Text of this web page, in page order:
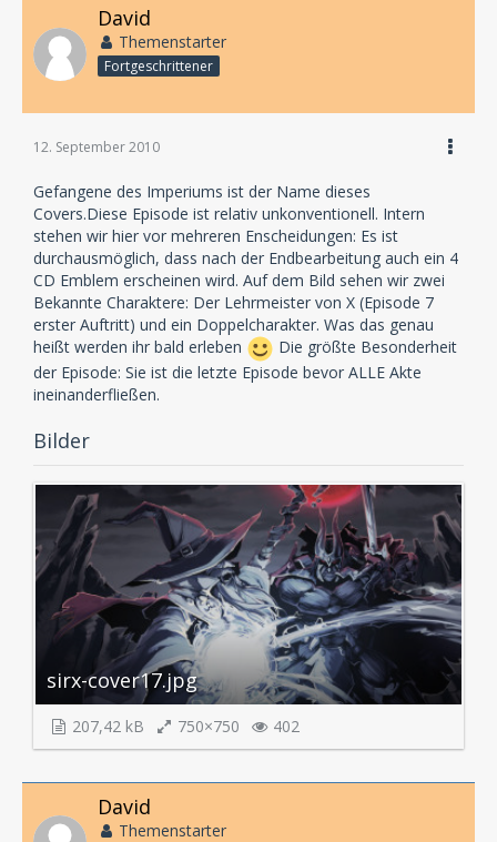
David
Themenstarter
Fortgeschrittener
12. September 2010
Gefangene des Imperiums ist der Name dieses
Covers.Diese Episode ist relativ unkonventionell. Intern
stehen wir hier vor mehreren Enscheidungen: Es ist
durchausmöglich, dass nach der Endbearbeitung auch ein 4
CD Emblem erscheinen wird. Auf dem Bild sehen wir zwei
Bekannte Charaktere: Der Lehrmeister von X (Episode 7
erster Auftritt) und ein Doppelcharakter. Was das genau
heißt werden ihr bald erleben
Die größte Besonderheit
der Episode: Sie ist die letzte Episode bevor ALLE Akte
ineinanderfließen.
Bilder
sirx-cover17.jpg
207,42 kB 750×750 402
David
Themenstarter